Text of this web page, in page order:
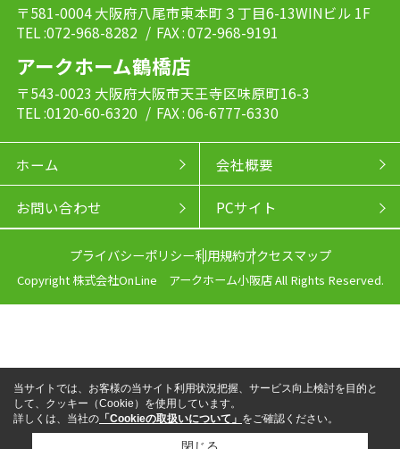
〒581-0004 大阪府八尾市東本町３丁目6-13WINビル 1F
TEL :072-968-8282 / FAX : 072-968-9191
アークホーム鶴橋店
〒543-0023 大阪府大阪市天王寺区味原町16-3
TEL :0120-60-6320 / FAX : 06-6777-6330
ホーム 会社概要
お問い合わせ PCサイト
プライバシーポリシー利用規約アクセスマップ
Copyright 株式会社OnLine アークホーム小阪店 All Rights Reserved.
当サイトでは、お客様の当サイト利用状況把握、サービス向上検討を目的と
して、クッキー（Cookie）を使用しています。
詳しくは、当社の 「Cookieの取扱いについて」 をご確認ください。